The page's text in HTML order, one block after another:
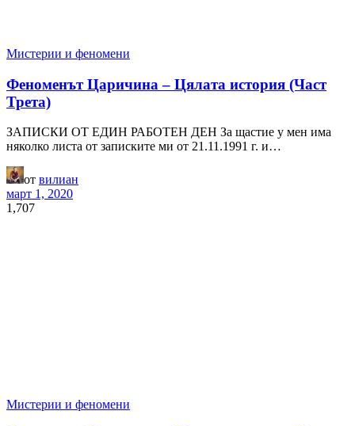
Мистерии и феномени
Феноменът Царичина – Цялата история (Част
Трета)
ЗАПИСКИ ОТ ЕДИН РАБОТЕН ДЕН За щастие у мен има
няколко листа от записките ми от 21.11.1991 г. и…
от вилиан
март 1, 2020
1,707
Мистерии и феномени